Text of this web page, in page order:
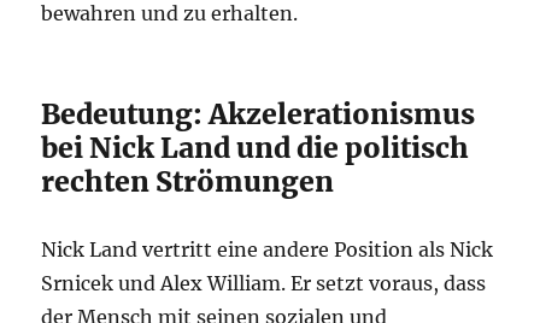
bewahren und zu erhalten.
Bedeutung: Akzelerationismus
bei Nick Land und die politisch
rechten Strömungen
Nick Land vertritt eine andere Position als Nick
Srnicek und Alex William. Er setzt voraus, dass
der Mensch mit seinen sozialen und